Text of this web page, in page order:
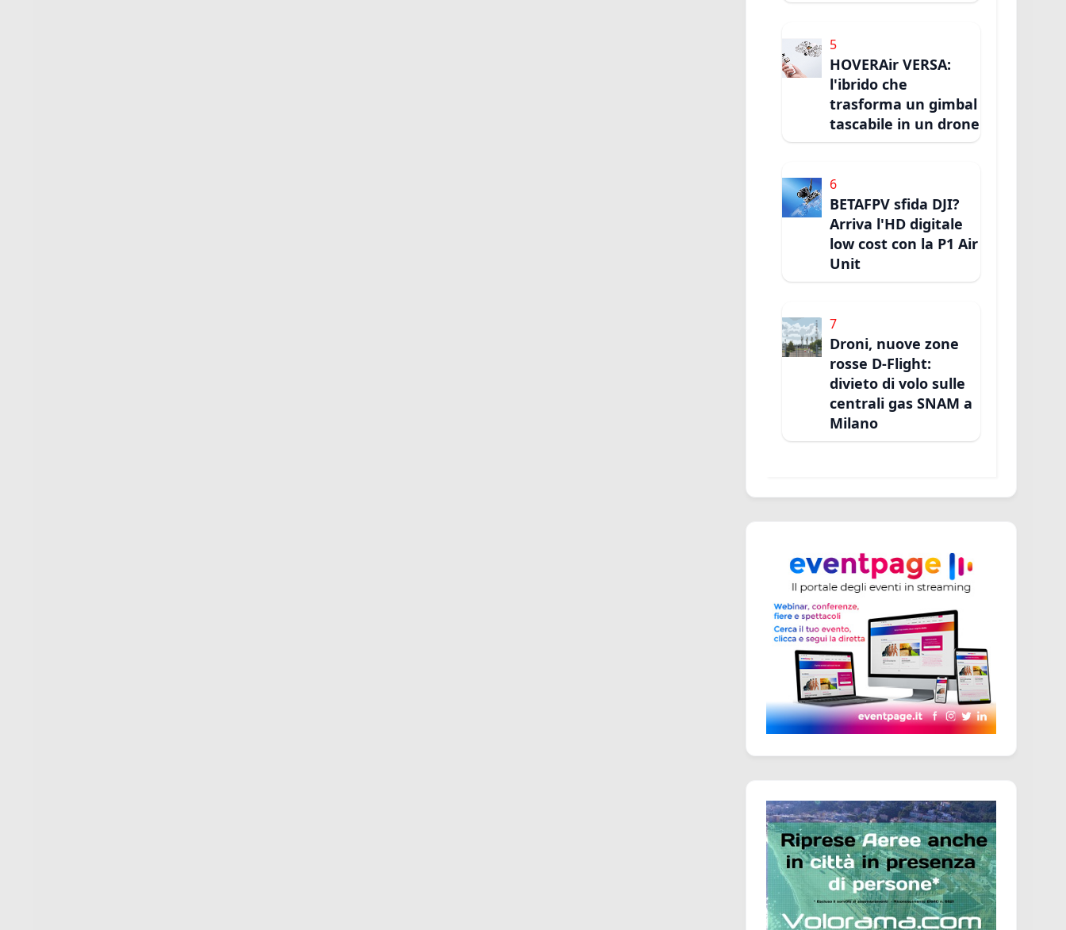
5
HOVERAir VERSA:
l'ibrido che
trasforma un gimbal
tascabile in un drone
6
BETAFPV sfida DJI?
Arriva l'HD digitale
low cost con la P1 Air
Unit
7
Droni, nuove zone
rosse D-Flight:
divieto di volo sulle
centrali gas SNAM a
Milano